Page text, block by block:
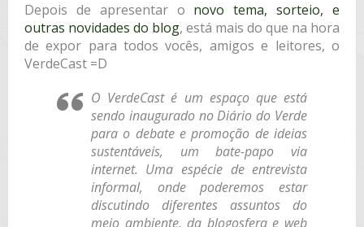
Depois de apresentar o novo tema, sorteio, e
outras novidades do blog, está mais do que na hora
de expor para todos vocês, amigos e leitores, o
VerdeCast =D
O VerdeCasté um espaço que está
sendo inaugurado no Diário do Verde
para o debate e promoção de ideias
sustentáveis, um bate-papo via
internet. Uma espécie de entrevista
informal, onde poderemos estar
discutindo diferentes assuntos do
meio ambiente, da blogosfera e web